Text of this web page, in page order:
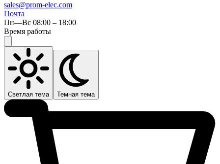
sales@prom-elec.com
Почта
Пн—Вс 08:00 – 18:00
Время работы
Светлая тема Темная тема